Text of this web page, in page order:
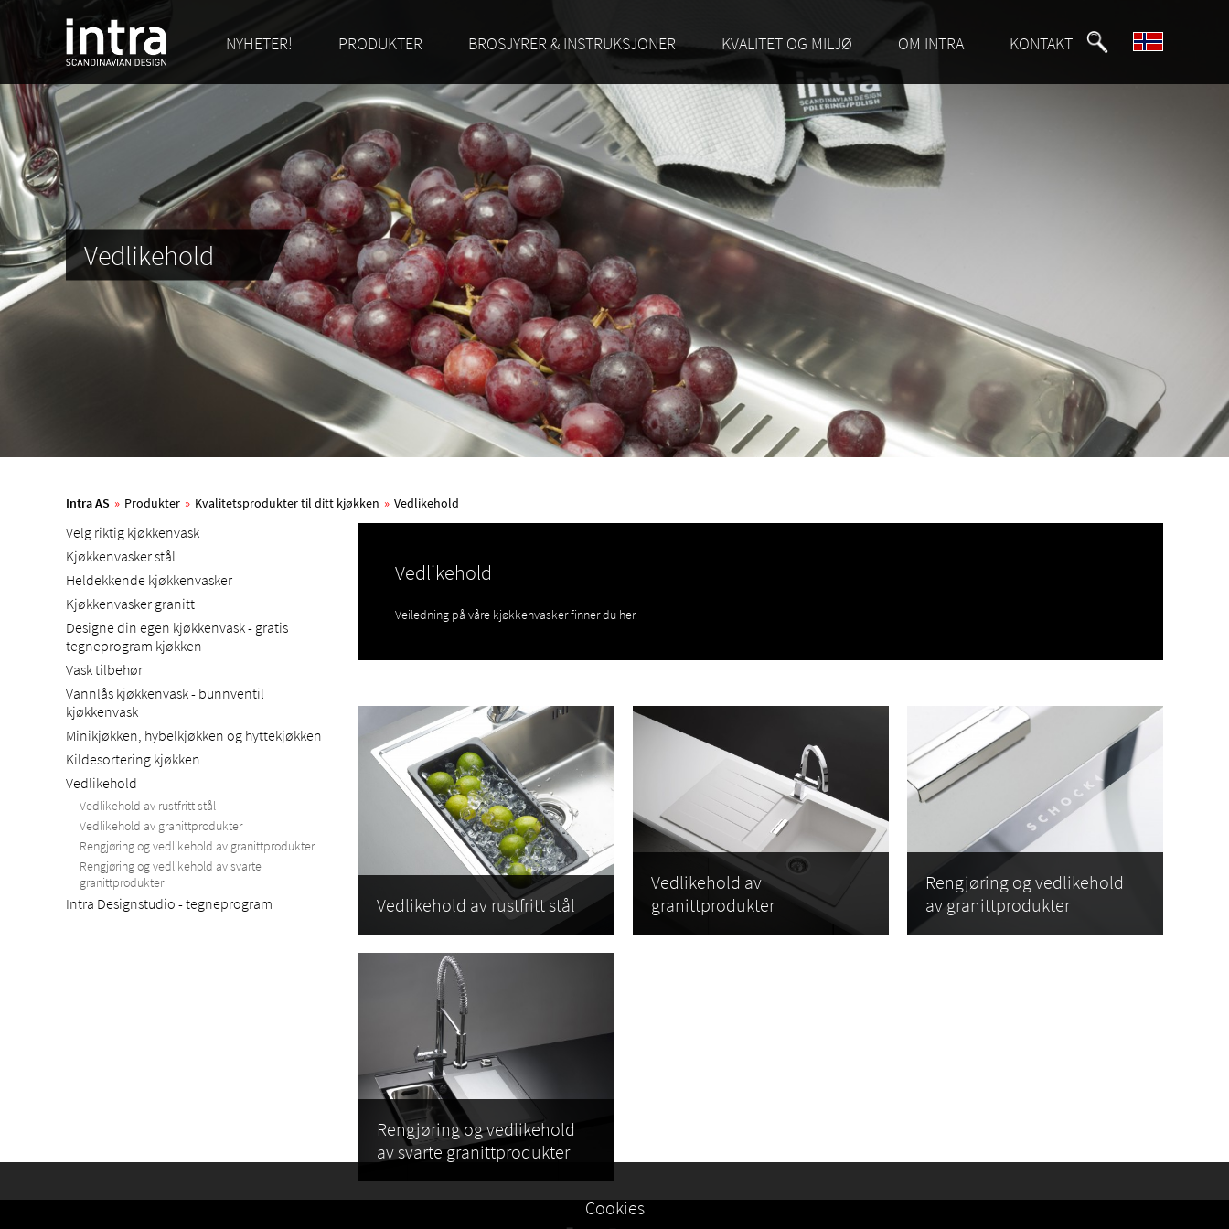
NYHETER! PRODUKTER BROSJYRER & INSTRUKSJONER KVALITET OG MILJØ OM INTRA KONTAKT
Vedlikehold
Intra AS » Produkter » Kvalitetsprodukter til ditt kjøkken » Vedlikehold
Velg riktig kjøkkenvask
Kjøkkenvasker stål
Heldekkende kjøkkenvasker
Kjøkkenvasker granitt
Designe din egen kjøkkenvask - gratis
tegneprogram kjøkken
Vask tilbehør
Vannlås kjøkkenvask - bunnventil
kjøkkenvask
Minikjøkken, hybelkjøkken og hyttekjøkken
Kildesortering kjøkken
Vedlikehold
Vedlikehold av rustfritt stål
Vedlikehold av granittprodukter
Rengjøring og vedlikehold av granittprodukter
Rengjøring og vedlikehold av svarte
granittprodukter
Intra Designstudio - tegneprogram
Vedlikehold
Veiledning på våre kjøkkenvasker finner du her.
Vedlikehold av rustfritt stål
Vedlikehold av
granittprodukter
Rengjøring og vedlikehold
av granittprodukter
Rengjøring og vedlikehold
av svarte granittprodukter
Cookies